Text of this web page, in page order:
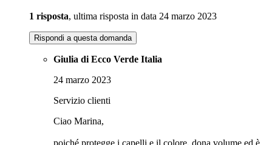
1 risposta, ultima risposta in data 24 marzo 2023
Rispondi a questa domanda
Giulia di Ecco Verde Italia
24 marzo 2023
Servizio clienti
Ciao Marina,